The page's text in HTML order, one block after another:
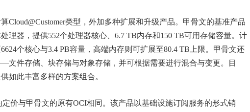
类型，外加多种扩展和升级产品。甲骨文的基准产品
理器，提供552个处理器核心、6.7 TB内存和150 TB可用存储容量。计
个核心与3.4 PB容量，高端内存则可扩展至80.4 TB上限。甲骨文还
件存储、块存储与对象存储，并可根据需要进行混合与变更。目
如此丰富多样的方案组合。
价与甲骨文的原有OCI相同。该产品以基础设施订阅服务的形式销